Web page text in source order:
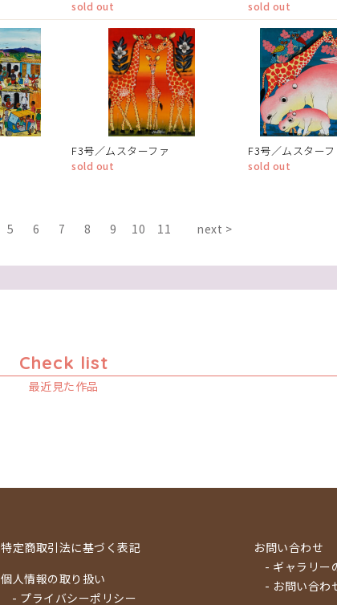
sold out sold out
F3号／ムスターファ
sold out
F3号／ムスターフ
sold out
5 6 7 8 9 10 11 next >
Check list
最近見た作品
特定商取引法に基づく表記
個人情報の取り扱い
- プライバシーポリシー
お問い合わせ
- ギャラリー
- お問い合わ